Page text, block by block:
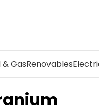
& GasRenovables